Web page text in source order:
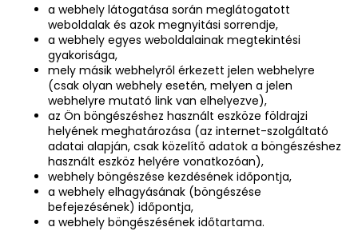
a webhely látogatása során meglátogatott
weboldalak és azok megnyitási sorrendje,
a webhely egyes weboldalainak megtekintési
gyakorisága,
mely másik webhelyről érkezett jelen webhelyre
(csak olyan webhely esetén, melyen a jelen
webhelyre mutató link van elhelyezve),
az Ön böngészéshez használt eszköze földrajzi
helyének meghatározása (az internet-szolgáltató
adatai alapján, csak közelítő adatok a böngészéshez
használt eszköz helyére vonatkozóan),
webhely böngészése kezdésének időpontja,
a webhely elhagyásának (böngészése
befejezésének) időpontja,
a webhely böngészésének időtartama.